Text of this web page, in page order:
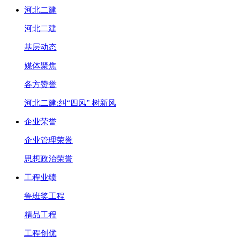
河北二建
河北二建
基层动态
媒体聚焦
各方赞誉
河北二建:纠“四风” 树新风
企业荣誉
企业管理荣誉
思想政治荣誉
工程业绩
鲁班奖工程
精品工程
工程创优